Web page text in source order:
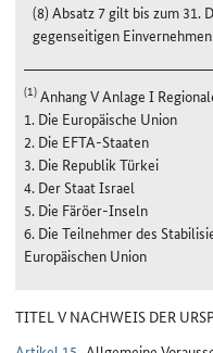
(8) Absatz 7 gilt bis zum 31.
gegenseitigen
(1)Anhang V Anlage I
1. Die Europäische Union
2. Die EFTA-Staaten
3. Die Republik Türkei
4. Der Staat Israel
5. Die Färöer-Inseln
6. Die Teilnehmer des
Europäischen Union
TITEL V NACHWEIS DER